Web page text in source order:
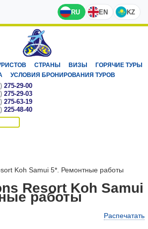
RU EN KZ
СТРАНЫ ВИЗЫ
ГОРЯЧИЕ ТУРЫ
УСЛОВИЯ БРОНИРОВАНИЯ ТУРОВ
275-29-00
275-29-03
275-63-19
225-48-40
Koh Samui 5*. Ремонтные работы
Resort Koh Samui
работы
Распечатать